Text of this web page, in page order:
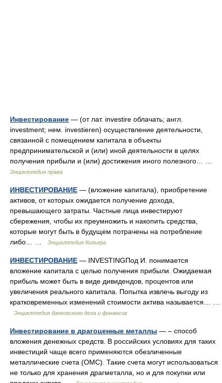
Инвестирование — (от лат. investire облачать; англ.
investment; нем. investieren) осуществление деятельности,
связанной с помещением капитала в объекты
предпринимательской и (или) иной деятельности в целях
получения прибыли и (или) достижения иного полезного… …
Энциклопедия права
ИНВЕСТИРОВАНИЕ — (вложение капитала), приобретение
активов, от которых ожидается получение дохода,
превышающего затраты. Частные лица инвестируют
сбережения, чтобы их преумножить и накопить средства,
которые могут быть в будущем потрачены на потребление
либо… …
Энциклопедия Кольера
ИНВЕСТИРОВАНИЕ — INVESTINGПод И. понимается
вложение капитала с целью получения прибыли. Ожидаемая
прибыль может быть в виде дивидендов, процентов или
увеличения реального капитала. Попытка извлечь выгоду из
кратковременных изменений стоимости актива называется… …
Энциклопедия банковского дела и финансов
Инвестирование в драгоценные металлы — – способ
вложения денежных средств. В российских условиях для таких
инвестиций чаще всего применяются обезличенные
металлические счета (ОМС). Такие счета могут использоваться
не только для хранения драгметалла, но и для покупки или